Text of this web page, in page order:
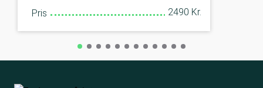
Pris 2490 Kr.